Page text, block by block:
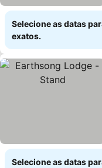
Selecione as datas
exatos.
Selecione as datas